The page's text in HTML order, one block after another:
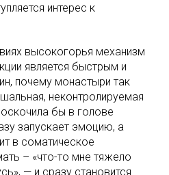
интерес к
высокогорья механизм
является быстрым и
почему монастыри так
неконтролируемая
бы в голове
запускает эмоцию, а
в соматическое
– «что-то мне тяжело
— и сразу становится